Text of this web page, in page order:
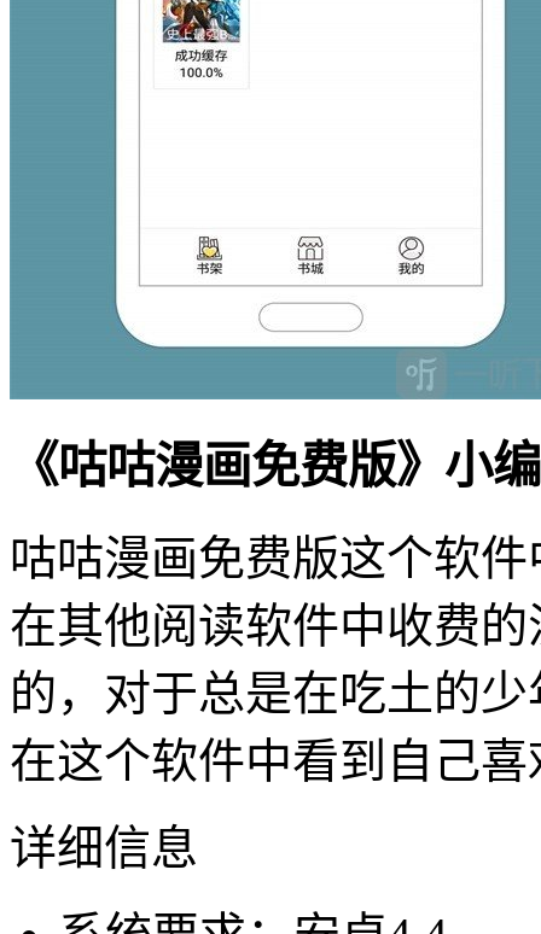
《咕咕漫画免费版》小
咕咕漫画免费版这个软
在其他阅读软件中收费
的，对于总是在吃土的
在这个软件中看到自己
详细信息